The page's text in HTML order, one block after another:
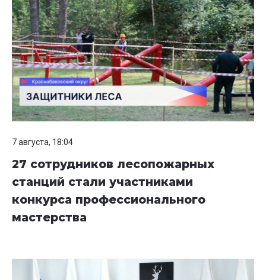
7 августа, 18:04
27 сотрудников лесопожарных
станций стали участниками
конкурса профессионального
мастерства